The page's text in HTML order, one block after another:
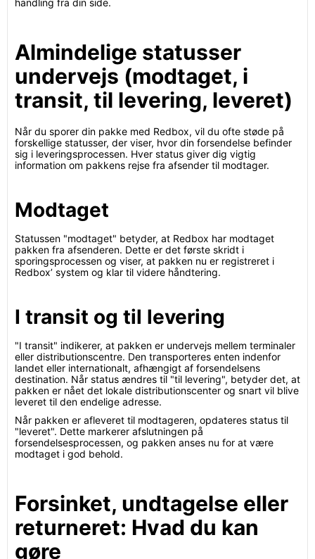
handling fra din side.
Almindelige statusser
undervejs (modtaget, i
transit, til levering, leveret)
Når du sporer din pakke med Redbox, vil du ofte støde på
forskellige statusser, der viser, hvor din forsendelse befinder
sig i leveringsprocessen. Hver status giver dig vigtig
information om pakkens rejse fra afsender til modtager.
Modtaget
Statussen "modtaget" betyder, at Redbox har modtaget
pakken fra afsenderen. Dette er det første skridt i
sporingsprocessen og viser, at pakken nu er registreret i
Redbox’ system og klar til videre håndtering.
I transit og til levering
"I transit" indikerer, at pakken er undervejs mellem terminaler
eller distributionscentre. Den transporteres enten indenfor
landet eller internationalt, afhængigt af forsendelsens
destination. Når status ændres til "til levering", betyder det, at
pakken er nået det lokale distributionscenter og snart vil blive
leveret til den endelige adresse.
Når pakken er afleveret til modtageren, opdateres status til
"leveret". Dette markerer afslutningen på
forsendelsesprocessen, og pakken anses nu for at være
modtaget i god behold.
Forsinket, undtagelse eller
returneret: Hvad du kan
gøre